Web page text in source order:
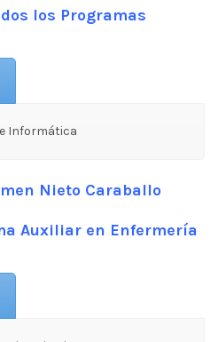
los Programas
Informática
Nieto Caraballo
Auxiliar en Enfermería